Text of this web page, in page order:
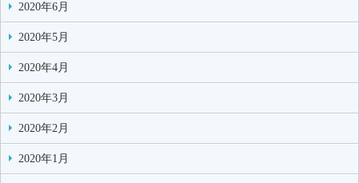
2020年6月
2020年5月
2020年4月
2020年3月
2020年2月
2020年1月